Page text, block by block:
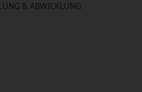
& ABWICKLUNG